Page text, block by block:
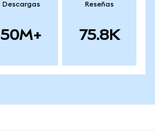
Descargas
50M+
Reseñas
75.8K